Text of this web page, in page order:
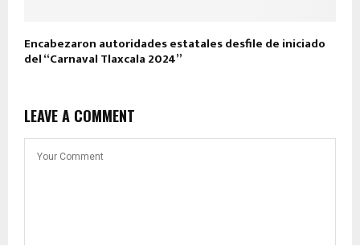
Encabezaron autoridades estatales desfile de iniciado
del “Carnaval Tlaxcala 2024”
LEAVE A COMMENT